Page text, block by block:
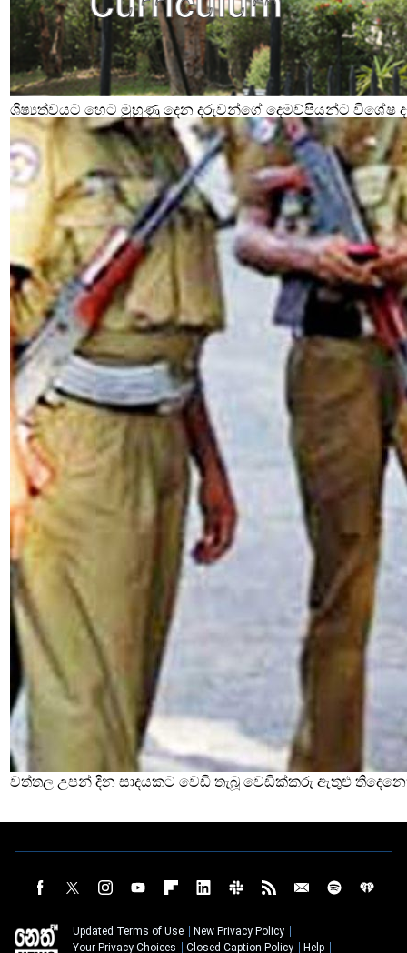
ශිෂ්‍යත්වයට හෙට මුහුණු දෙන දරුවන්ගේ දෙමව්පියන්ට විශේෂ
වත්තල උපන් දින සාදයකට වෙඩි තැබූ වෙඩික්කරු ඇතුළු
Updated Terms of Use
New Privacy Policy
Your Privacy Choices
Closed Caption Policy
Help